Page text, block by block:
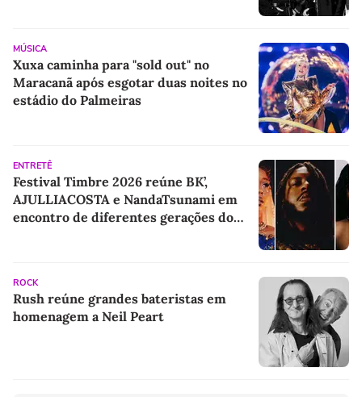
MÚSICA
Xuxa caminha para "sold out" no
Maracanã após esgotar duas noites no
estádio do Palmeiras
ENTRETÊ
Festival Timbre 2026 reúne BK’,
AJULLIACOSTA e NandaTsunami em
encontro de diferentes gerações do
ROCK
Rush reúne grandes bateristas em
homenagem a Neil Peart